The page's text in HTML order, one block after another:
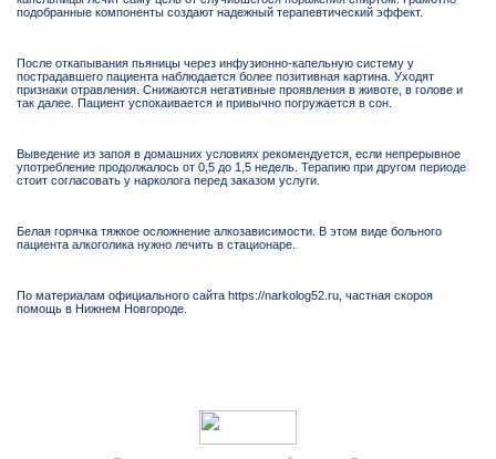
подобранные компоненты создают надежный терапевтический эффект.
После откапывания пьяницы через инфузионно-капельную систему у
пострадавшего пациента наблюдается более позитивная картина. Уходят
признаки отравления. Снижаются негативные проявления в животе, в голове и
так далее. Пациент успокаивается и привычно погружается в сон.
Выведение из запоя в домашних условиях рекомендуется, если непрерывное
употребление продолжалось от 0,5 до 1,5 недель. Терапию при другом периоде
стоит согласовать у нарколога перед заказом услуги.
Белая горячка тяжкое осложнение алкозависимости. В этом виде больного
пациента алкоголика нужно лечить в стационаре.
По материалам официального сайта https://narkolog52.ru, частная скороя
помощь в Нижнем Новгороде.